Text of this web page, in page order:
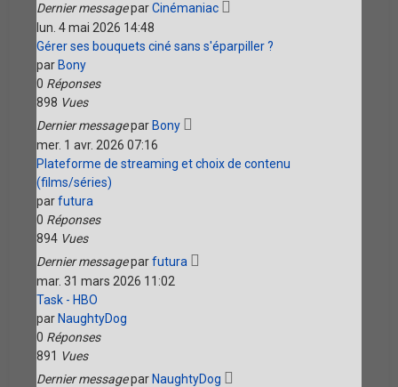
Dernier messageparCinémaniac
lun. 4 mai 2026 14:48
Gérer ses bouquets ciné sans s'éparpiller ?
par Bony
0 Réponses
898 Vues
Dernier messagepar Bony
mer. 1 avr. 2026 07:16
Plateforme de streaming et choix de contenu
(films/séries)
parfutura
0 Réponses
894 Vues
Dernier messageparfutura
mar. 31 mars 2026 11:02
Task - HBO
par NaughtyDog
0 Réponses
891 Vues
Dernier messagepar NaughtyDog